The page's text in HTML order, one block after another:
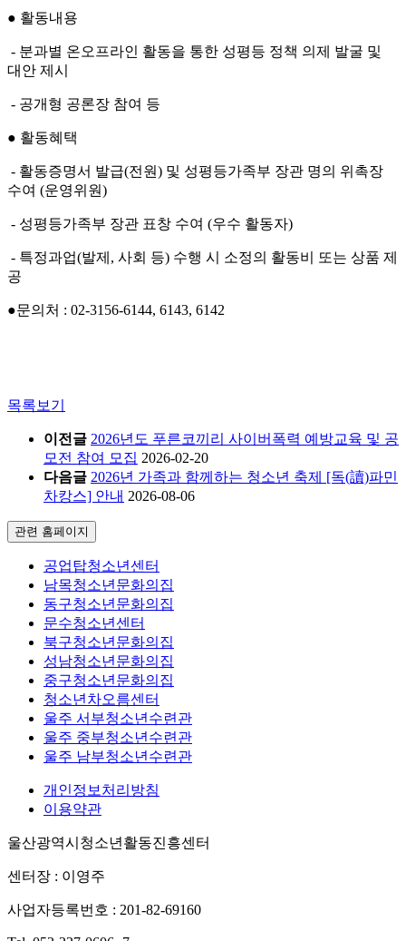
● 활동내용
- 분과별 온오프라인 활동을 통한 성평등 정책 의제 발굴 및
대안 제시
- 공개형 공론장 참여 등
● 활동혜택
- 활동증명서 발급(전원) 및 성평등가족부 장관 명의 위촉장
수여 (운영위원)
- 성평등가족부 장관 표창 수여 (우수 활동자)
- 특정과업(발제, 사회 등) 수행 시 소정의 활동비 또는 상품 제
공
●문의처 : 02-3156-6144, 6143, 6142
목록보기
이전글 2026년도 푸른코끼리 사이버폭력 예방교육 및 공
모전 참여 모집 2026-02-20
다음글 2026년 가족과 함께하는 청소년 축제 [독(讀)파민
차캉스] 안내 2026-08-06
관련 홈페이지
공업탑청소년센터
남목청소년문화의집
동구청소년문화의집
문수청소년센터
북구청소년문화의집
성남청소년문화의집
중구청소년문화의집
청소년차오름센터
울주 서부청소년수련관
울주 중부청소년수련관
울주 남부청소년수련관
개인정보처리방침
이용약관
울산광역시청소년활동진흥센터
센터장 : 이영주
사업자등록번호 : 201-82-69160